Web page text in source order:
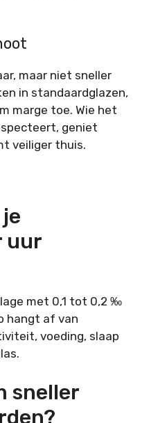
maar niet sneller
in standaardglazen,
marge toe. Wie het
geniet
veiliger thuis.
uur
met 0,1 tot 0,2 ‰
hangt af van
voeding, slaap
sneller